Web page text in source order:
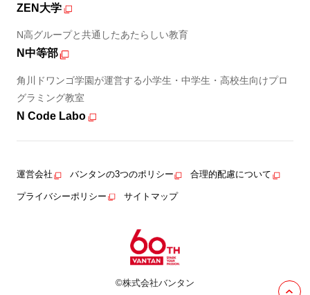
ZEN大学
N高グループと共通したあたらしい教育
N中等部
角川ドワンゴ学園が運営する小学生・中学生・高校生向けプロ
グラミング教室
N Code Labo
運営会社 バンタンの3つのポリシー 合理的配慮について
プライバシーポリシー サイトマップ
©株式会社バンタン